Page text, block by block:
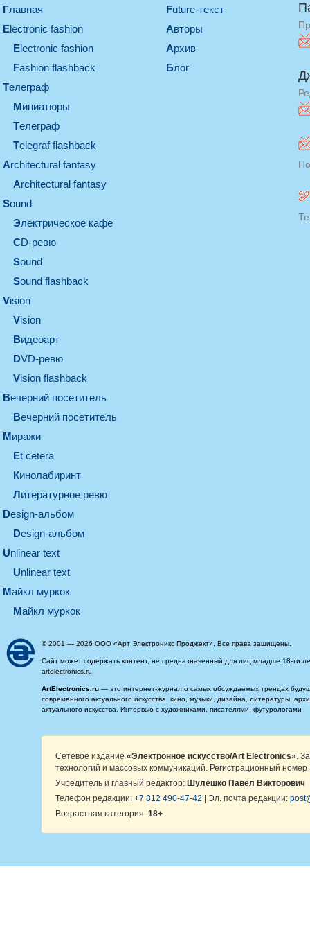
Главная
electronic fashion
electronic fashion
Fashion flashback
телеграф
миниатюры
телеграф
Telegraf flashback
architectural fantasy
architectural fantasy
sound
электрическое кафе
CD-ревю
sound
Sound flashback
vision
vision
видеоарт
DVD-ревю
Vision flashback
вечерний посетитель
вечерний посетитель
миражи
et cetera
кинолабиринт
литературное ревю
design-альбом
design-альбом
unlinear text
Unlinear text
майкл муркок
майкл муркок
Future-текст
Авторы
Архив
Блог
© 2001 — 2026 ООО «Арт Электроникс Проджект». Все права защищены.
Сайт может содержать контент, не предназначенный для лиц младше 18-ти
artelectronics.ru.
ArtElectronics.ru — это интернет-журнал о самых обсуждаемых трендах
современного актуального искусства, кино, музыки, дизайна, литературы,
актуального искусства. Интервью с художниками, писателями, футурологами
Сетевое издание «Электронное искусство/Art Electronics» .
технологий и массовых коммуникаций. Регистрационный
Учредитель и главный редактор: Шулешко Павел Викторович
Телефон редакции: +7 812 490-47-42 | Эл. почта редакции:
Возрастная категория: 18+